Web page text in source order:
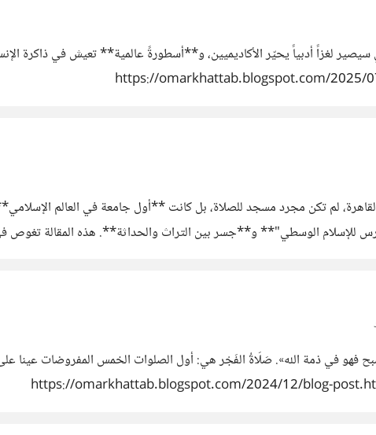
لغزاً أدبياً يحيّر الأكاديميين، و**أسطورةً عالمية** تعيش في ذاكرة
الأزهر** عام 970م في قلب القاهرة، لم تكن مجرد مسجد للصلاة، بل كانت **أول جامعة في
للإسلام الوسطي"** و**جسر بين التراث والحداثة**. هذه المقالة تغوص في
فهو في ذمة الله». صَلَاةُ الفَجْر هي: أول الصلوات الخمس المفروضات عينا